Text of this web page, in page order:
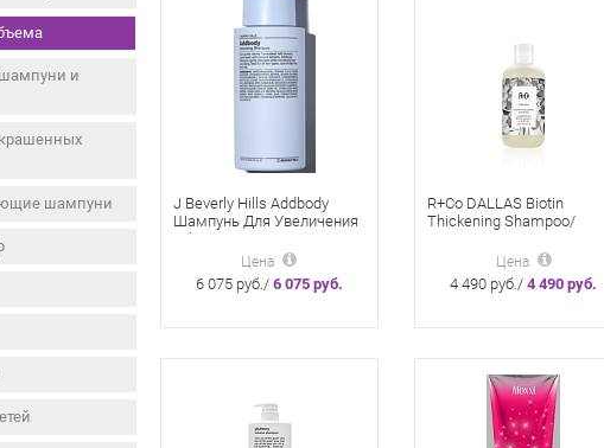
и
шампуни
J Beverly Hills Addbody
Шампунь Для Увеличения
Объема 340 Мл
Цена
6 075 руб./ 6 075 руб.
R+Co DALLAS Biotin
Thickening Shampoo/
биотином для объема 241
Цена
4 490 руб./4 490 руб.